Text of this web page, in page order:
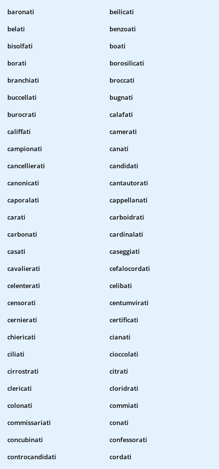
baronati
beilicati
belati
benzoati
bisolfati
boati
borati
borosilicati
branchiati
broccati
buccellati
bugnati
burocrati
calafati
califfati
camerati
campionati
canati
cancellierati
candidati
canonicati
cantautorati
caporalati
cappellanati
carati
carboidrati
carbonati
cardinalati
casati
caseggiati
cavalierati
cefalocordati
celenterati
celibati
censorati
centumvirati
cernierati
certificati
chiericati
cianati
ciliati
cioccolati
cirrostrati
citrati
clericati
cloridrati
colonati
commiati
commissariati
conati
concubinati
confessorati
controcandidati
cordati